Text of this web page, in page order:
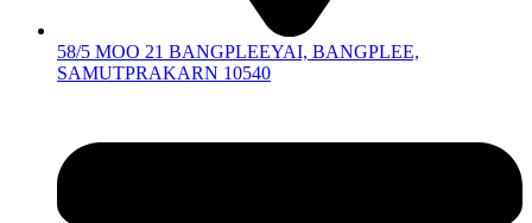
58/5 MOO 21 BANGPLEEYAI, BANGPLEE,
SAMUTPRAKARN 10540